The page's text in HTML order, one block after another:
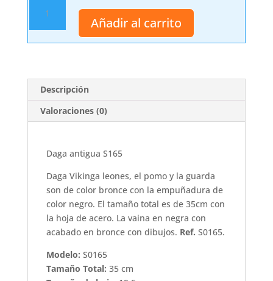
antigua
S165
cantidad
Añadir al carrito
Descripción
Valoraciones (0)
Daga antigua S165
Daga Vikinga leones, el pomo y la guarda
son de color bronce con la empuñadura de
color negro. El tamaño total es de 35cm con
la hoja de acero. La vaina en negra con
acabado en bronce con dibujos. Ref. S0165.
Modelo: S0165
Tamaño Total: 35 cm